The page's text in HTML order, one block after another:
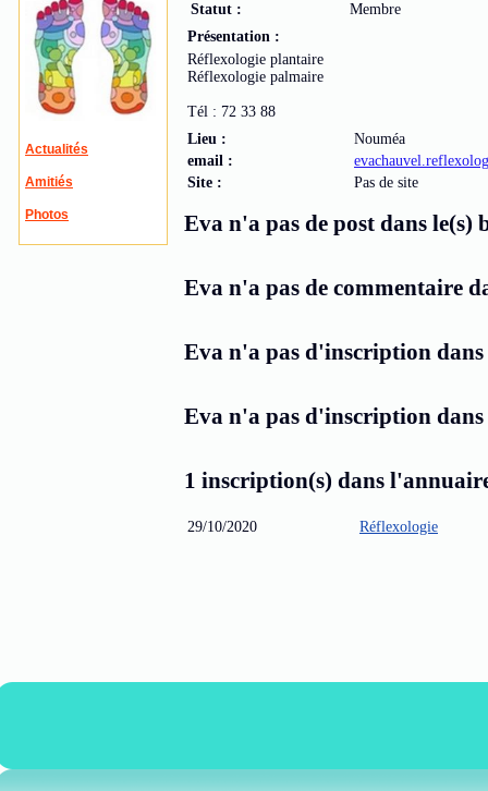
Actualités
Amitiés
Photos
Statut :
Membre
Présentation :
Réflexologie plantaire
Réflexologie palmaire
Tél : 72 33 88
Lieu :
Nouméa
email :
Site :
Pas de site
Eva n'a pas de post dans le(s)
Eva n'a pas de commentaire
Eva n'a pas d'inscription
Eva n'a pas d'inscription
1 inscription(s) dans
29/10/2020 Réflexologie